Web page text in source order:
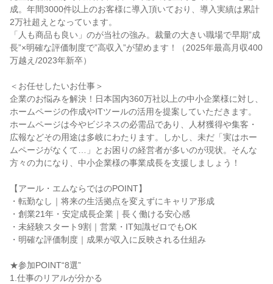
成。年間3000件以上のお客様に導入頂いており、導入実績は累計
2万社超えとなっています。
「人も商品も良い」のが当社の強み。裁量の大きい職場で早期”成
長”×明確な評価制度で”高収入”が望めます！（2025年最高月収400
万越え/2023年新卒）
＜お任せしたいお仕事＞
企業のお悩みを解決！日本国内360万社以上の中小企業様に対し、
ホームページの作成やITツールの活用を提案していただきます。
ホームページは今やビジネスの必需品であり、人材獲得や集客・
広報などその用途は多岐にわたります。しかし、未だ「実はホー
ムページがなくて…」とお困りの経営者が多いのが現状。そんな
方々の力になり、中小企業様の事業成長を支援しましょう！
【アール・エムならではのPOINT】
・転勤なし｜将来の生活拠点を変えずにキャリア形成
・創業21年・安定成長企業｜長く働ける安心感
・未経験スタート9割｜営業・IT知識ゼロでもOK
・明確な評価制度｜成果が収入に反映される仕組み
★参加POINT“8選”
1.仕事のリアルが分かる